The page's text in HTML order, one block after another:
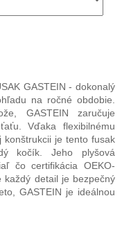
GASTEIN - dokonalý
na ročné obdobie.
GASTEIN zaručuje
Vďaka flexibilnému
je tento fusak
kočík. Jeho plyšová
čo certifikácia OEKO-
každý detail je bezpečný
GASTEIN je ideálnou